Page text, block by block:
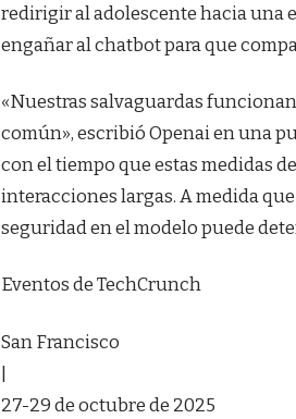
redirigir al adolescente hacia una
engañar al chatbot para que
«Nuestras salvaguardas
común», escribió Openai en una
con el tiempo que estas medidas
interacciones largas. A medida
seguridad en el modelo puede
Eventos de TechCrunch
San Francisco
|
27-29 de octubre de 2025